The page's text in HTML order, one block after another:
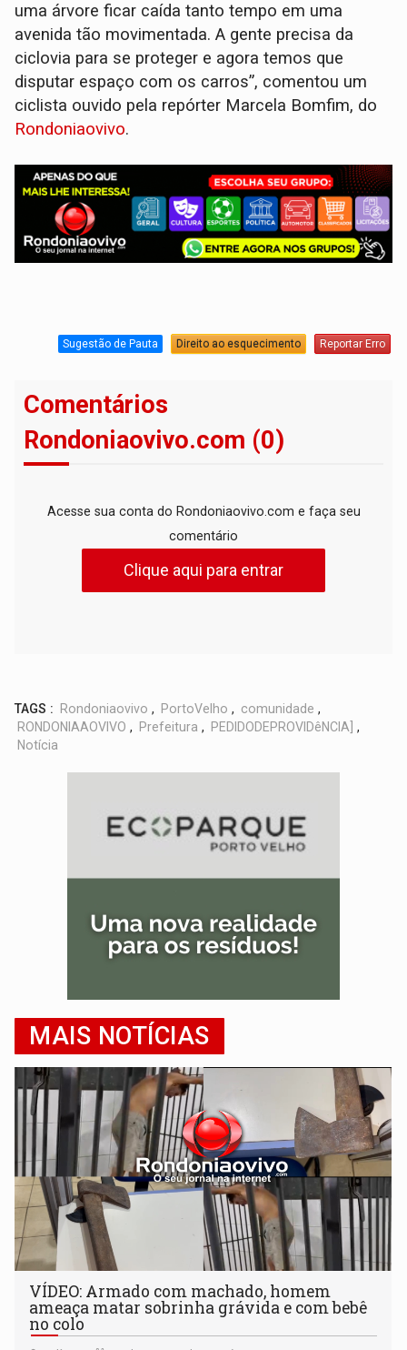
uma árvore ficar caída tanto tempo em uma
avenida tão movimentada. A gente precisa da
ciclovia para se proteger e agora temos que
disputar espaço com os carros”, comentou um
ciclista ouvido pela repórter Marcela Bomfim, do
Rondoniaovivo.
Sugestão de Pauta Direito ao esquecimento Reportar Erro
Comentários
Rondoniaovivo.com (0)
Acesse sua conta do Rondoniaovivo.com e faça seu
comentário
Clique aqui para entrar
TAGS : Rondoniaovivo , PortoVelho , comunidade ,
RONDONIAAOVIVO , Prefeitura , PEDIDODEPROVIDêNCIA] ,
Notícia
MAIS NOTÍCIAS
VÍDEO: Armado com machado, homem
ameaça matar sobrinha grávida e com bebê
no colo